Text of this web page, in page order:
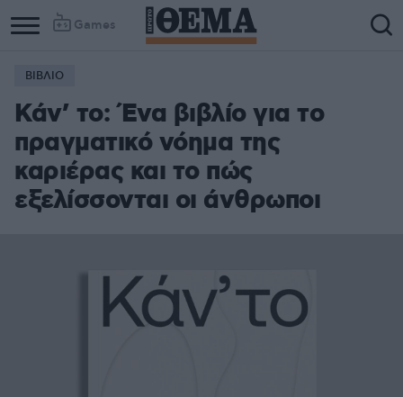
Games
ΒΙΒΛΙΟ
Κάν’ το: Ένα βιβλίο για το
πραγματικό νόημα της
καριέρας και το πώς
εξελίσσονται οι άνθρωποι